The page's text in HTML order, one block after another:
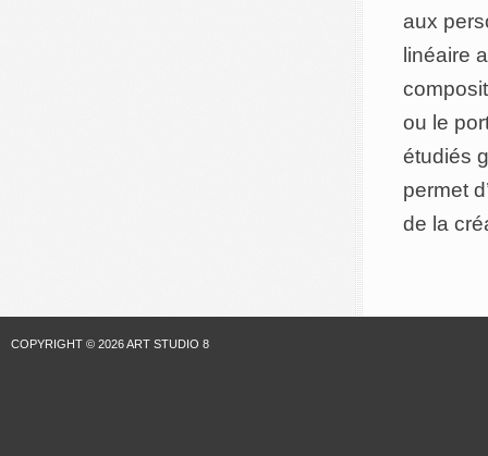
aux
linéaire
ou le
étudiés
permet
de la
COPYRIGHT © 2026 ART STUDIO 8